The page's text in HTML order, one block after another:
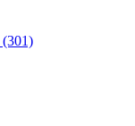
(301)